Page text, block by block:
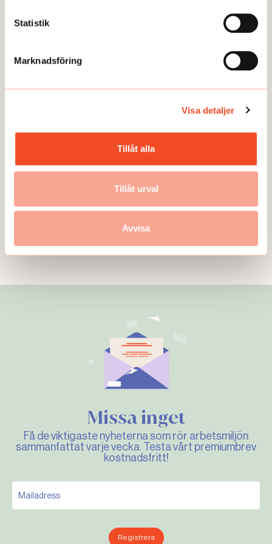
Statistik
Marknadsföring
Visa detaljer
Tillåt alla
Tillåt urval
Avvisa
Utan kollektivavtal - hur väljer vi
Publicerad:2025-10-29
Missa inget
Få de viktigaste nyheterna som rör arbetsmiljön
sammanfattat varje vecka. Testa vårt premiumbrev
kostnadsfritt!
Registrera